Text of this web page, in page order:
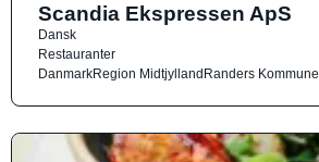
Scandia Ekspressen ApS
Dansk
Restauranter
DanmarkRegion MidtjyllandRanders Kommune